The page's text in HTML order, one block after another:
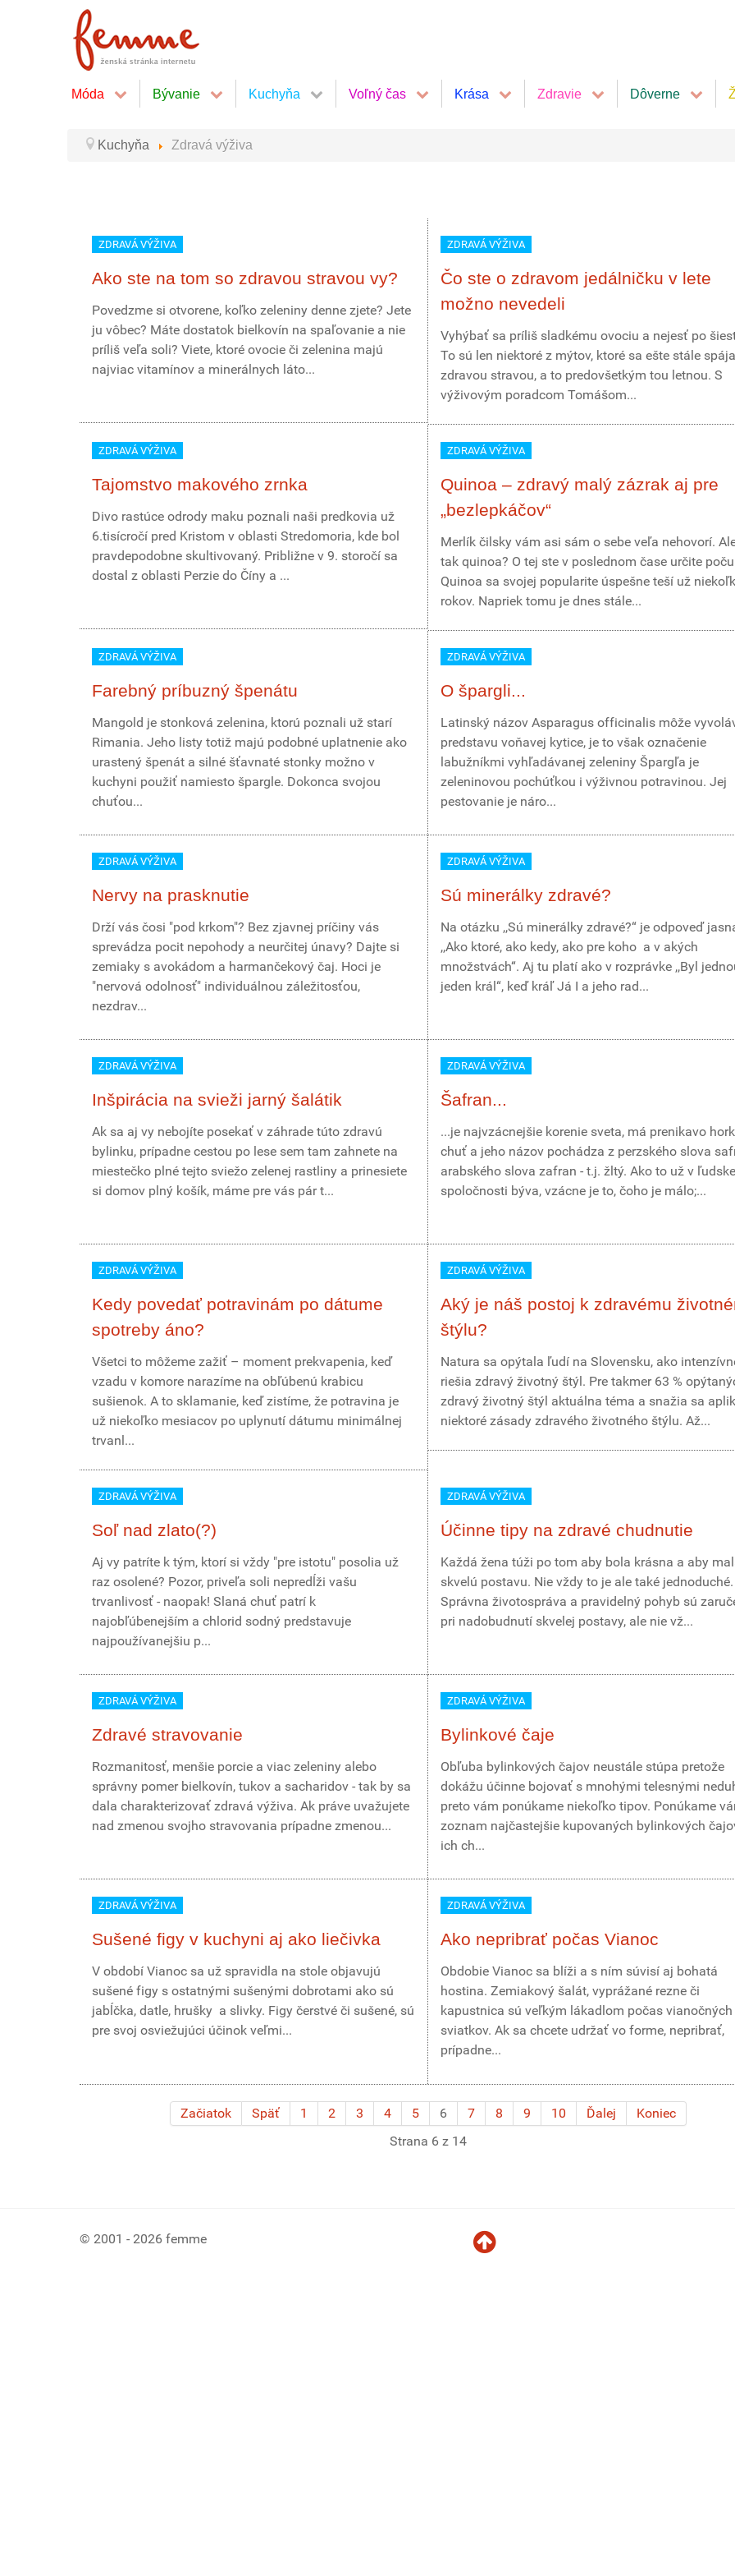
Móda Bývanie Kuchyňa Voľný čas Krása Zdravie Dôverne
Kuchyňa Zdravá výživa
ZDRAVÁ VÝŽIVA
Ako ste na tom so zdravou stravou vy?
Povedzme si otvorene, koľko zeleniny denne zjete? Jete
ju vôbec? Máte dostatok bielkovín na spaľovanie a nie
príliš veľa soli? Viete, ktoré ovocie či zelenina majú
najviac vitamínov a minerálnych láto...
ZDRAVÁ VÝŽIVA
Čo ste o zdravom jedálničku v lete
možno nevedeli
Vyhýbať sa príliš sladkému ovociu a nejesť po
To sú len niektoré z mýtov, ktoré sa ešte stále
zdravou stravou, a to predovšetkým tou letnou. S
výživovým poradcom Tomášom...
ZDRAVÁ VÝŽIVA
Tajomstvo makového zrnka
Divo rastúce odrody maku poznali naši predkovia už
6.tisícročí pred Kristom v oblasti Stredomoria, kde bol
pravdepodobne skultivovaný. Približne v 9. storočí sa
dostal z oblasti Perzie do Číny a ...
ZDRAVÁ VÝŽIVA
Quinoa – zdravý malý zázrak aj pre
„bezlepkáčov“
Merlík čilsky vám asi sám o sebe veľa nehovorí.
tak quinoa? O tej ste v poslednom čase určite
Quinoa sa svojej popularite úspešne teší už
rokov. Napriek tomu je dnes stále...
ZDRAVÁ VÝŽIVA
Farebný príbuzný špenátu
Mangold je stonková zelenina, ktorú poznali už starí
Rimania. Jeho listy totiž majú podobné uplatnenie ako
urastený špenát a silné šťavnaté stonky možno v
kuchyni použiť namiesto špargle. Dokonca svojou
chuťou...
ZDRAVÁ VÝŽIVA
O špargli...
Latinský názov Asparagus officinalis môže
predstavu voňavej kytice, je to však označenie
labužníkmi vyhľadávanej zeleniny Špargľa je
zeleninovou pochúťkou i výživnou potravinou. Jej
pestovanie je náro...
ZDRAVÁ VÝŽIVA
Nervy na prasknutie
Drží vás čosi "pod krkom"? Bez zjavnej príčiny vás
sprevádza pocit nepohody a neurčitej únavy? Dajte si
zemiaky s avokádom a harmančekový čaj. Hoci je
"nervová odolnosť" individuálnou záležitosťou,
nezdrav...
ZDRAVÁ VÝŽIVA
Sú minerálky zdravé?
Na otázku ,,Sú minerálky zdravé?“ je odpoveď
,,Ako ktoré, ako kedy, ako pre koho a v akých
množstvách“. Aj tu platí ako v rozprávke ,,Byl
jeden král“, keď kráľ Já I a jeho rad...
ZDRAVÁ VÝŽIVA
Inšpirácia na svieži jarný šalátik
Ak sa aj vy nebojíte posekať v záhrade túto zdravú
bylinku, prípadne cestou po lese sem tam zahnete na
miestečko plné tejto sviežo zelenej rastliny a prinesiete
si domov plný košík, máme pre vás pár t...
ZDRAVÁ VÝŽIVA
Šafran...
...je najvzácnejšie korenie sveta, má prenikavo
chuť a jeho názov pochádza z perzského slova
arabského slova zafran - t.j. žltý. Ako to už v
spoločnosti býva, vzácne je to, čoho je málo;...
ZDRAVÁ VÝŽIVA
Kedy povedať potravinám po dátume
spotreby áno?
Všetci to môžeme zažiť – moment prekvapenia, keď
vzadu v komore narazíme na obľúbenú krabicu
sušienok. A to sklamanie, keď zistíme, že potravina je
už niekoľko mesiacov po uplynutí dátumu minimálnej
trvanl...
ZDRAVÁ VÝŽIVA
Aký je náš postoj k zdravému
štýlu?
Natura sa opýtala ľudí na Slovensku, ako
riešia zdravý životný štýl. Pre takmer 63 %
zdravý životný štýl aktuálna téma a snažia sa
niektoré zásady zdravého životného štýlu. Až...
ZDRAVÁ VÝŽIVA
Soľ nad zlato(?)
Aj vy patríte k tým, ktorí si vždy "pre istotu" posolia už
raz osolené? Pozor, priveľa soli nepredĺži vašu
trvanlivosť - naopak! Slaná chuť patrí k
najobľúbenejším a chlorid sodný predstavuje
najpoužívanejšiu p...
ZDRAVÁ VÝŽIVA
Účinne tipy na zdravé chudnutie
Každá žena túži po tom aby bola krásna a aby
skvelú postavu. Nie vždy to je ale také jednoduché.
Správna životospráva a pravidelný pohyb sú
pri nadobudnutí skvelej postavy, ale nie vž...
ZDRAVÁ VÝŽIVA
Zdravé stravovanie
Rozmanitosť, menšie porcie a viac zeleniny alebo
správny pomer bielkovín, tukov a sacharidov - tak by sa
dala charakterizovať zdravá výživa. Ak práve uvažujete
nad zmenou svojho stravovania prípadne zmenou...
ZDRAVÁ VÝŽIVA
Bylinkové čaje
Obľuba bylinkových čajov neustále stúpa pretože
dokážu účinne bojovať s mnohými telesnými
preto vám ponúkame niekoľko tipov. Ponúkame
zoznam najčastejšie kupovaných bylinkových
ich ch...
ZDRAVÁ VÝŽIVA
Sušené figy v kuchyni aj ako liečivka
V období Vianoc sa už spravidla na stole objavujú
sušené figy s ostatnými sušenými dobrotami ako sú
jabĺčka, datle, hrušky a slivky. Figy čerstvé či sušené, sú
pre svoj osviežujúci účinok veľmi...
ZDRAVÁ VÝŽIVA
Ako nepribrať počas Vianoc
Obdobie Vianoc sa blíži a s ním súvisí aj bohatá
hostina. Zemiakový šalát, vyprážané rezne či
kapustnica sú veľkým lákadlom počas vianočných
sviatkov. Ak sa chcete udržať vo forme, nepribrať,
prípadne...
Začiatok Späť 1 2 3 4 5 6 7 8 9 10 Ďalej
Koniec
Strana 6 z 14
© 2001 - 2026 femme